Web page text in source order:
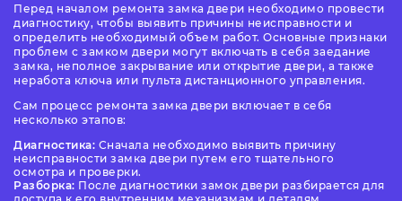
Перед началом ремонта замка двери необходимо провести
диагностику, чтобы выявить причины неисправности и
определить необходимый объем работ. Основные признаки
проблем с замком двери могут включать в себя заедание
замка, неполное закрывание или открытие двери, а также
неработа ключа или пульта дистанционного управления.
Сам процесс ремонта замка двери включает в себя
несколько этапов:
Диагностика: Сначала необходимо выявить причину
неисправности замка двери путем его тщательного
осмотра и проверки.
Разборка: После диагностики замок двери разбирается для